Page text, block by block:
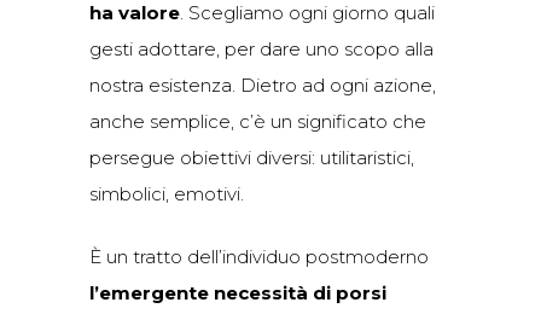
ha valore. Scegliamo ogni giorno quali
gesti adottare, per dare uno scopo alla
nostra esistenza. Dietro ad ogni azione,
anche semplice, c’è un significato che
persegue obiettivi diversi: utilitaristici,
simbolici, emotivi.
È un tratto dell’individuo postmoderno
l’emergente necessità di porsi